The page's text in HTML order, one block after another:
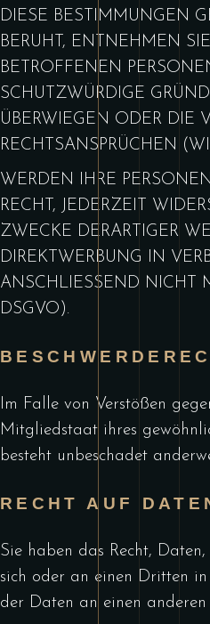
DIESE BESTIMMUNGEN
BERUHT, ENTNEHMEN
BETROFFENEN
SCHUTZWÜRDIGE
ÜBERWIEGEN ODER DIE
RECHTSANSPRÜCHEN
WERDEN IHRE
RECHT, JEDERZEIT
ZWECKE DERARTIGER
DIREKTWERBUNG IN
ANSCHLIESSEND NICHT
DSGVO).
Im Falle von Verstößen
Mitgliedstaat ihres
besteht unbeschadet
RECHT AUF
Sie haben das Recht,
sich oder an einen Dritten
der Daten an einen